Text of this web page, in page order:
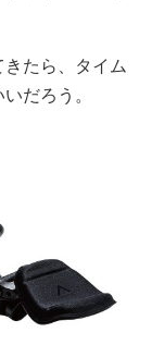
たら、タイム
だろう。